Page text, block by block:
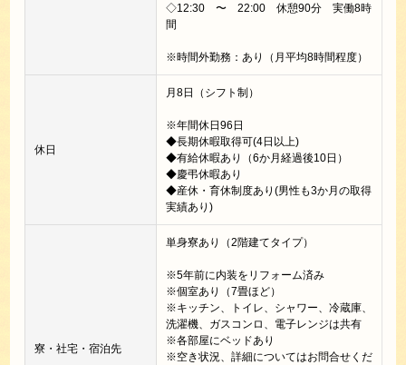
◇12:30 〜 22:00 休憩90分 実働8時
間
※時間外勤務：あり（月平均8時間程度）
休日
月8日（シフト制）
※年間休日96日
◆長期休暇取得可(4日以上)
◆有給休暇あり（6か月経過後10日）
◆慶弔休暇あり
◆産休・育休制度あり(男性も3か月の取得
実績あり)
寮・社宅・宿泊先
単身寮あり（2階建てタイプ）
※5年前に内装をリフォーム済み
※個室あり（7畳ほど）
※キッチン、トイレ、シャワー、冷蔵庫、
洗濯機、ガスコンロ、電子レンジは共有
※各部屋にベッドあり
※空き状況、詳細についてはお問合せくだ